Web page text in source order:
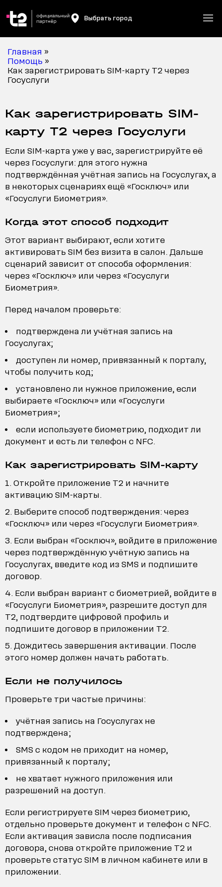
Выбрать город
Главная »
Помощь »
Как зарегистрировать SIM-карту T2 через
Госуслуги
Как зарегистрировать SIM-
карту T2 через Госуслуги
Если SIM-карта уже у вас, зарегистрируйте её
через Госуслуги: для этого нужна
подтверждённая учётная запись на Госуслугах, а
в некоторых сценариях ещё «Госключ» или
«Госуслуги Биометрия».
Когда этот способ подходит
Этот вариант выбирают, если хотите
активировать SIM без визита в салон. Дальше
сценарий зависит от способа оформления:
через «Госключ» или через «Госуслуги
Биометрия».
Перед началом проверьте:
подтверждена ли учётная запись на
Госуслугах;
доступен ли номер, привязанный к порталу,
чтобы получить код;
установлено ли нужное приложение, если
выбираете «Госключ» или «Госуслуги
Биометрия»;
если используете биометрию, подходит ли
документ и есть ли телефон с NFC.
Как зарегистрировать SIM-карту
Откройте приложение T2 и начните
активацию SIM-карты.
Выберите способ подтверждения: через
«Госключ» или через «Госуслуги Биометрия».
Если выбран «Госключ», войдите в приложение
через подтверждённую учётную запись на
Госуслугах, введите код из SMS и подпишите
договор.
Если выбран вариант с биометрией, войдите в
«Госуслуги Биометрия», разрешите доступ для
T2, подтвердите цифровой профиль и
подпишите договор в приложении T2.
Дождитесь завершения активации. После
этого номер должен начать работать.
Если не получилось
Проверьте три частые причины:
учётная запись на Госуслугах не
подтверждена;
SMS с кодом не приходит на номер,
привязанный к порталу;
не хватает нужного приложения или
разрешений на доступ.
Если регистрируете SIM через биометрию,
отдельно проверьте документ и телефон с NFC.
Если активация зависла после подписания
договора, снова откройте приложение T2 и
проверьте статус SIM в личном кабинете или в
приложении.